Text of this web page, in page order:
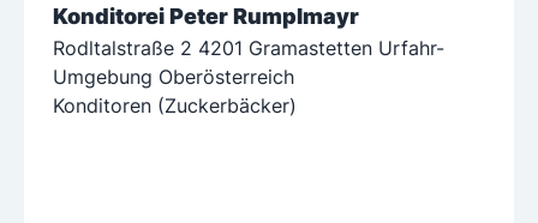
Konditorei Peter Rumplmayr
Rodltalstraße 2 4201 Gramastetten Urfahr-
Umgebung Oberösterreich
Konditoren (Zuckerbäcker)